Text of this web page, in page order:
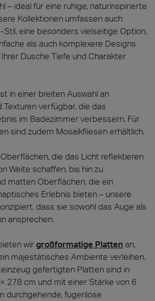
– ideal für eine ruhige, naturinspirierte
Kollektionen umfassen auch
Stil, eine besonders vielseitige Option,
als auch komplexere Designs
Dusche Tiefe und Charakter
in einer breiten Auswahl an
verfügbar, die das
im Badezimmer verbessern. Für
sind zudem Mosaikfliesen erhältlich.
die das Licht reflektieren
Weite schaffen, bis hin zu
matten Oberflächen, die ein
Erlebnis bieten – unsere
dass sie sowohl das Auge als
ansprechen.
wir großformatige Platten an,
majestätisches Ambiente verleihen.
gefertigten Platten sind in
278 cm und mit einer Stärke von 6
durchgehende, fugenlose